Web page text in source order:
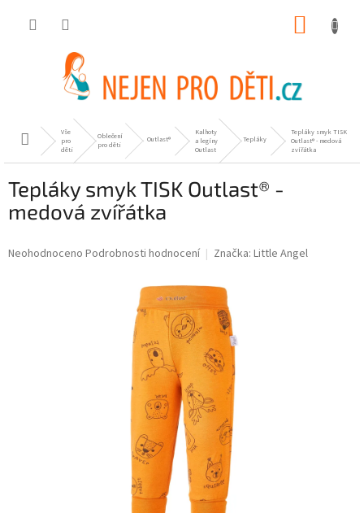
Domů
Vše
pro
děti
Oblečení
pro děti
Outlast®
Kalhoty
a legíny
Outlast
Tepláky
Tepláky smyk TISK
Outlast® - medová
zvířátka
Tepláky smyk TISK Outlast® -
medová zvířátka
Průměrné
Neohodnoceno Podrobnosti hodnocení Značka: Little Angel